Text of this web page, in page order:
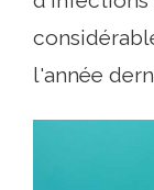
l'année